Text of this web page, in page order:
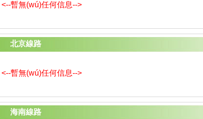
<--暫無(wú)任何信息-->
北京線路
<--暫無(wú)任何信息-->
海南線路